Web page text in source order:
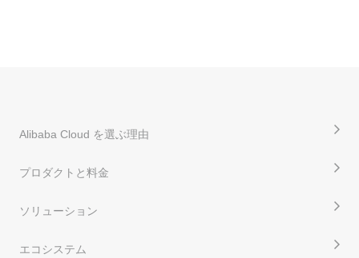
Alibaba Cloud を選ぶ理由
プロダクトと料金
ソリューション
エコシステム